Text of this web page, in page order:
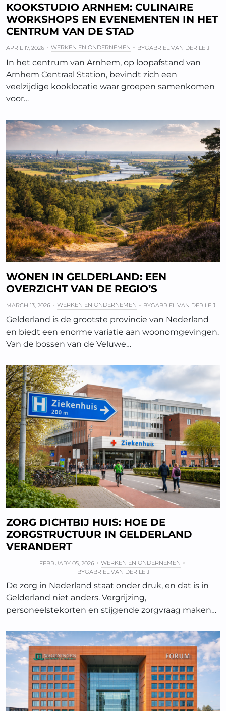
KOOKSTUDIO ARNHEM: CULINAIRE
WORKSHOPS EN EVENEMENTEN IN HET
CENTRUM VAN DE STAD
APRIL 17, 2026 WERKEN EN ONDERNEMEN BYGABRIEL VAN DER LEIJ
In het centrum van Arnhem, op loopafstand van
Arnhem Centraal Station, bevindt zich een
veelzijdige kooklocatie waar groepen samenkomen
voor…
WONEN IN GELDERLAND: EEN
OVERZICHT VAN DE REGIO’S
MARCH 13, 2026 WERKEN EN ONDERNEMEN BYGABRIEL VAN DER LEIJ
Gelderland is de grootste provincie van Nederland
en biedt een enorme variatie aan woonomgevingen.
Van de bossen van de Veluwe…
ZORG DICHTBIJ HUIS: HOE DE
ZORGSTRUCTUUR IN GELDERLAND
VERANDERT
FEBRUARY 05, 2026
WERKEN EN ONDERNEMEN
BYGABRIEL VAN DER LEIJ
De zorg in Nederland staat onder druk, en dat is in
Gelderland niet anders. Vergrijzing,
personeelstekorten en stijgende zorgvraag maken…